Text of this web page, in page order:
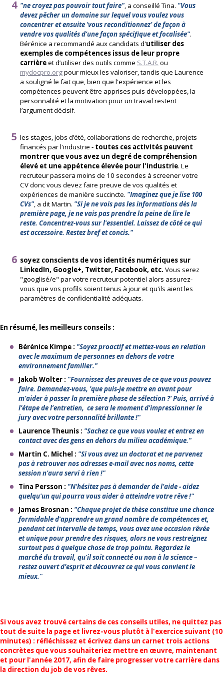
"ne croyez pas pouvoir tout faire" , a conseillé Tina. "Vous
devez pêcher un domaine sur lequel vous voulez vous
concentrer et ensuite 'vous reconditionnez' de façon à
vendre vos qualités d’une façon spécifique et focalisée".
Bérénice a recommandé aux candidats d'utiliser des
exemples de compétences issus de leur propre
carrièreet d’utiliser des outils comme S.T.A.R. ou
mydocpro.orgpour mieux les valoriser, tandis que Laurence
a souligné le fait que, bien que l'expérience et les
compétences peuvent être apprises puis développées, la
personnalité et la motivation pour un travail restent
l’argument décisif.
les stages, jobs d’été, collaborations de recherche, projets
financés par l'industrie - toutes ces activités peuvent
montrer que vous avez un degré de compréhension
élevé et une appétence élevée pour l'industrie. Le
recruteur passera moins de 10 secondes à screener votre
CV donc vous devez faire preuve de vos qualités et
expériences de manière succincte. "Imaginez que je lise 100
CVs", a dit Martin. "Si je ne vois pas les informations dès la
première page, je ne vais pas prendre la peine de lire le
reste. Concentrez-vous sur l'essentiel. Laissez de côté ce qui
est accessoire. Restez bref et concis."
soyez conscients de vos identités numériques sur
LinkedIn, Google+, Twitter, Facebook, etc. Vous serez
"googlisé/e" par votre recruteur potentiel alors assurez-
vous que vos profils soient tenus à jour et qu'ils aient les
paramètres de confidentialité adéquats.
En résumé, les meilleurs conseils :
Bérénice Kimpe : "Soyez proactif et mettez-vous en relation
avec le maximum de personnes en dehors de votre
environnement familier."
Jakob Wolter : "Fournissez des preuves de ce que vous pouvez
faire. Demandez-vous, 'que puis-je mettre en avant pour
m’aider à passer la première phase de sélection ?' Puis, arrivé à
l’étape de l’entretien, ce sera le moment d'impressionner le
jury avec votre personnalité brillante !"
Laurence Theunis : "Sachez ce que vous voulez et entrez en
contact avec des gens en dehors du milieu académique."
Martin C. Michel : "Si vous avez un doctorat et ne parvenez
pas à retrouver nos adresses e-mail avec nos noms, cette
session n'aura servi à rien !"
Tina Persson : "N'hésitez pas à demander de l'aide - aidez
quelqu'un qui pourra vous aider à atteindre votre rêve !"
James Brosnan : "Chaque projet de thèse constitue une chance
formidable d’apprendre un grand nombre de compétences et,
pendant cet intervalle de temps, vous avez une occasion rêvée
et unique pour prendre des risques, alors ne vous restreignez
surtout pas à quelque chose de trop pointu. Regardez le
marché du travail, qu’il soit connecté ou non à la science –
restez ouvert d’esprit et découvrez ce qui vous convient le
mieux."
Si vous avez trouvé certains de ces conseils utiles, ne quittez pas
tout de suite la page et livrez-vous plutôt à l'exercice suivant (10
minutes) : réfléchissez et écrivez dans un carnet trois actions
concrètes que vous souhaiteriez mettre en œuvre, maintenant
et pour l'année 2017, afin de faire progresser votre carrière dans
la direction du job de vos rêves.